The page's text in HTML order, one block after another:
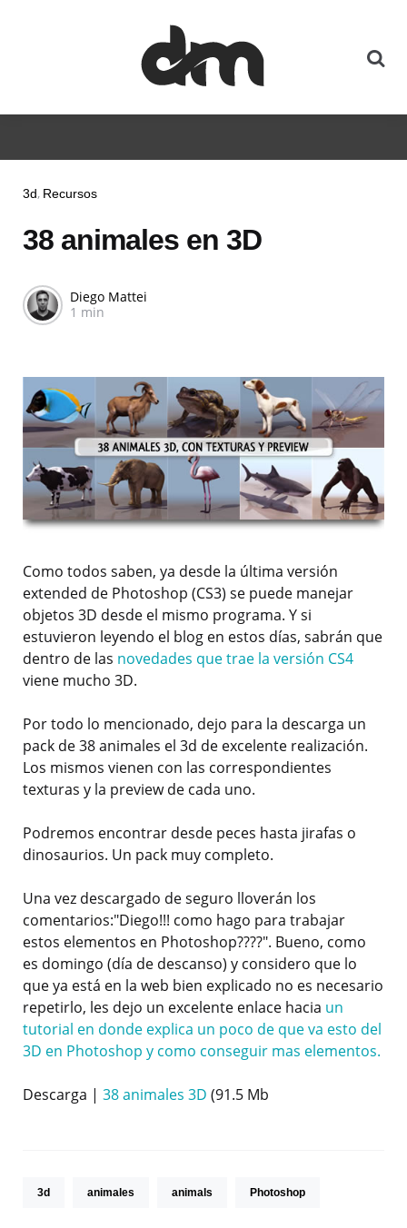
3d Recursos
38 animales en 3D
Diego Mattei
1 min
Como todos saben, ya desde la última versión
extended de Photoshop (CS3) se puede manejar
objetos 3D desde el mismo programa. Y si
estuvieron leyendo el blog en estos días, sabrán que
dentro de las novedades que trae la versión CS4
viene mucho 3D.
Por todo lo mencionado, dejo para la descarga un
pack de 38 animales el 3d de excelente realización.
Los mismos vienen con las correspondientes
texturas y la preview de cada uno.
Podremos encontrar desde peces hasta jirafas o
dinosaurios. Un pack muy completo.
Una vez descargado de seguro lloverán los
comentarios:"Diego!!! como hago para trabajar
estos elementos en Photoshop????". Bueno, como
es domingo (día de descanso) y considero que lo
que ya está en la web bien explicado no es necesario
repetirlo, les dejo un excelente enlace hacia un
tutorial en donde explica un poco de que va esto del
3D en Photoshop y como conseguir mas elementos.
Descarga | 38 animales 3D (91.5 Mb
3d animales animals Photoshop